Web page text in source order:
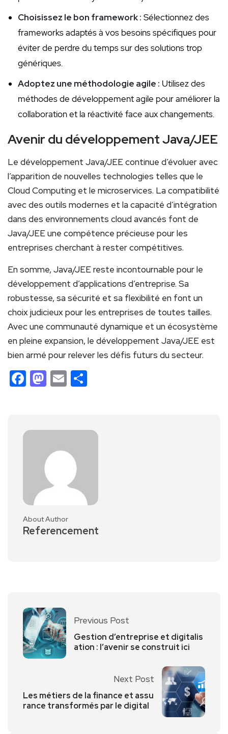
Choisissez le ‍bon ​framework : Sélectionnez des
frameworks adaptés à ⁢vos‍ besoins spécifiques pour
éviter de perdre du temps sur des solutions ⁤trop
génériques.
Adoptez une méthodologie ‍agile ‌: Utilisez des
méthodes de développement agile ‍pour améliorer la
collaboration et la réactivité face aux changements.
Avenir du développement Java/JEE
Le développement Java/JEE continue d’évoluer avec
l’apparition de nouvelles technologies telles que le
Cloud Computing et le microservices. La compatibilité
avec des outils modernes et la capacité d’intégration
dans des environnements cloud⁤ avancés font de
Java/JEE une compétence précieuse pour les
entreprises cherchant à rester compétitives.
En somme, Java/JEE reste incontournable pour le
développement⁢ d’applications d’entreprise. Sa
robustesse, sa sécurité et sa⁤ flexibilité en font un
choix judicieux pour les ⁢entreprises de toutes tailles.
Avec une communauté dynamique et un écosystème
en pleine expansion,‍ le développement Java/JEE est
bien armé pour relever les défis futurs du secteur.
Facebook
Mastodon
Email
About Author
Referencement
Previous Post
Gestion d’entreprise et digitalis
ation : l’avenir se construit ici
Next Post
Les métiers de la finance et assu
rance transformés par le digital